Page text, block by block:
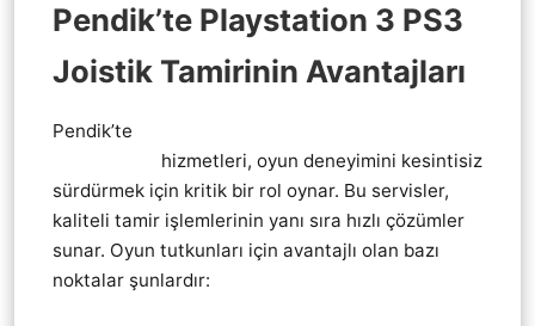
Pendik’te Playstation 3 PS3
Joistik Tamirinin Avantajları
Pendik’te
hizmetleri, oyun deneyimini kesintisiz
sürdürmek için kritik bir rol oynar. Bu servisler,
kaliteli tamir işlemlerinin yanı sıra hızlı çözümler
sunar. Oyun tutkunları için avantajlı olan bazı
noktalar şunlardır: